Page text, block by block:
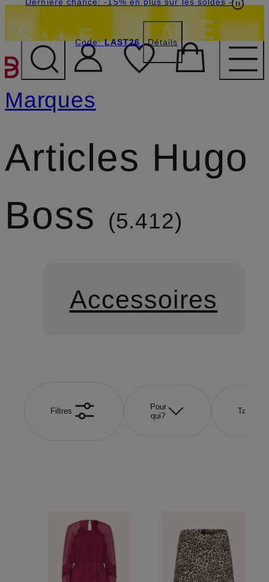
PASSER AU CONTENU
Code:LAST26 Détails
Marques
Articles Hugo
Boss
5.412
Accessoires
Filtres
Pour
qui?
Taille